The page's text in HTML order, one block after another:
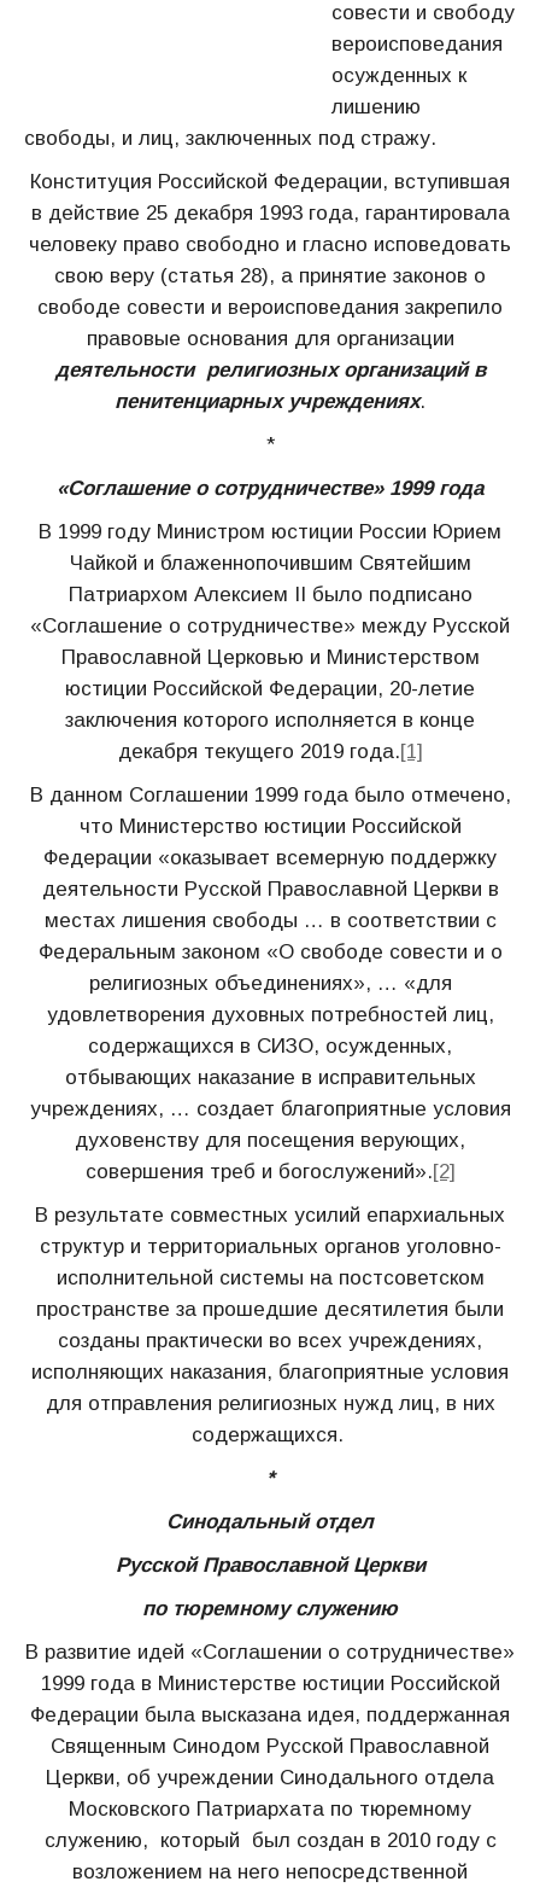
совести и свободу
вероисповедания
осужденных к
лишению
свободы, и лиц, заключенных под стражу.
Конституция Российской Федерации, вступившая
в действие 25 декабря 1993 года, гарантировала
человеку право свободно и гласно исповедовать
свою веру (статья 28), а принятие законов о
свободе совести и вероисповедания закрепило
правовые основания для организации
деятельности религиозных организаций в
пенитенциарных учреждениях.
*
«Соглашение о сотрудничестве» 1999 года
В 1999 году Министром юстиции России Юрием
Чайкой и блаженнопочившим Святейшим
Патриархом Алексием II было подписано
«Соглашение о сотрудничестве» между Русской
Православной Церковью и Министерством
юстиции Российской Федерации, 20-летие
заключения которого исполняется в конце
декабря текущего 2019 года.[1]
В данном Соглашении 1999 года было отмечено,
что Министерство юстиции Российской
Федерации «оказывает всемерную поддержку
деятельности Русской Православной Церкви в
местах лишения свободы … в соответствии с
Федеральным законом «О свободе совести и о
религиозных объединениях», … «для
удовлетворения духовных потребностей лиц,
содержащихся в СИЗО, осужденных,
отбывающих наказание в исправительных
учреждениях, … создает благоприятные условия
духовенству для посещения верующих,
совершения треб и богослужений».[2]
В результате совместных усилий епархиальных
структур и территориальных органов уголовно-
исполнительной системы на постсоветском
пространстве за прошедшие десятилетия были
созданы практически во всех учреждениях,
исполняющих наказания, благоприятные условия
для отправления религиозных нужд лиц, в них
содержащихся.
*
Синодальный отдел
Русской Православной Церкви
по тюремному служению
В развитие идей «Соглашении о сотрудничестве»
1999 года в Министерстве юстиции Российской
Федерации была высказана идея, поддержанная
Священным Синодом Русской Православной
Церкви, об учреждении Синодального отдела
Московского Патриархата по тюремному
служению, который был создан в 2010 году с
возложением на него непосредственной